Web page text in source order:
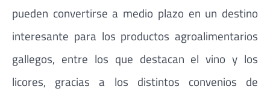
pueden convertirse a medio plazo en un destino
interesante para los productos agroalimentarios
gallegos, entre los que destacan el vino y los
licores, gracias a los distintos convenios de